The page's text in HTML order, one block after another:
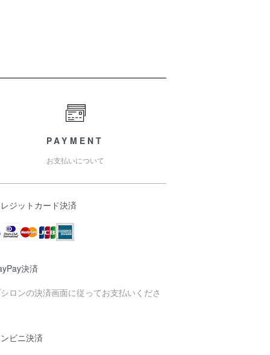
PAYMENT
お支払いについて
ジットカード決済
決済
ロンの決済画面に従ってお支払いくださ
ビニ決済